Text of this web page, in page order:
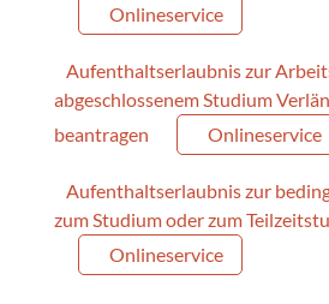
Onlineservice
Aufenthaltserlaubnis zur
abgeschlossenem Studium
beantragen
Onlineservice
Aufenthaltserlaubnis zur
zum Studium oder zum
Onlineservice